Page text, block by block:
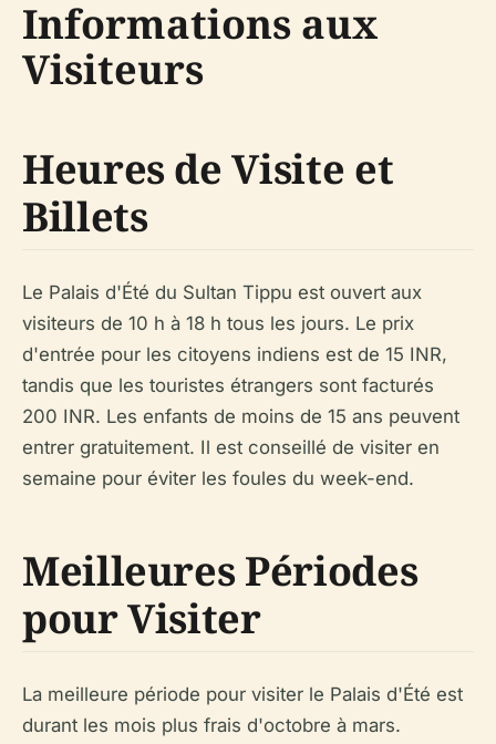
Informations aux
Visiteurs
Heures de Visite et
Billets
Le Palais d'Été du Sultan Tippu est ouvert aux
visiteurs de 10 h à 18 h tous les jours. Le prix
d'entrée pour les citoyens indiens est de 15 INR,
tandis que les touristes étrangers sont facturés
200 INR. Les enfants de moins de 15 ans peuvent
entrer gratuitement. Il est conseillé de visiter en
semaine pour éviter les foules du week-end.
Meilleures Périodes
pour Visiter
La meilleure période pour visiter le Palais d'Été est
durant les mois plus frais d'octobre à mars.